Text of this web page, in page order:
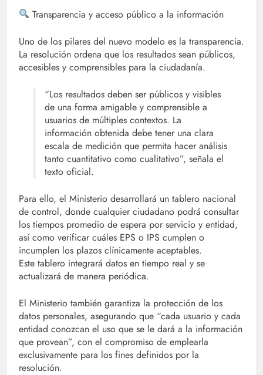
Transparencia y acceso público a la información
Uno de los pilares del nuevo modelo es la transparencia.
La resolución ordena que los resultados sean públicos,
accesibles y comprensibles para la ciudadanía.
“Los resultados deben ser públicos y visibles
de una forma amigable y comprensible a
usuarios de múltiples contextos. La
información obtenida debe tener una clara
escala de medición que permita hacer análisis
tanto cuantitativo como cualitativo”, señala el
texto oficial.
Para ello, el Ministerio desarrollará un tablero nacional
de control, donde cualquier ciudadano podrá consultar
los tiempos promedio de espera por servicio y entidad,
así como verificar cuáles EPS o IPS cumplen o
incumplen los plazos clínicamente aceptables.
Este tablero integrará datos en tiempo real y se
actualizará de manera periódica.
El Ministerio también garantiza la protección de los
datos personales, asegurando que “cada usuario y cada
entidad conozcan el uso que se le dará a la información
que provean”, con el compromiso de emplearla
exclusivamente para los fines definidos por la
resolución.